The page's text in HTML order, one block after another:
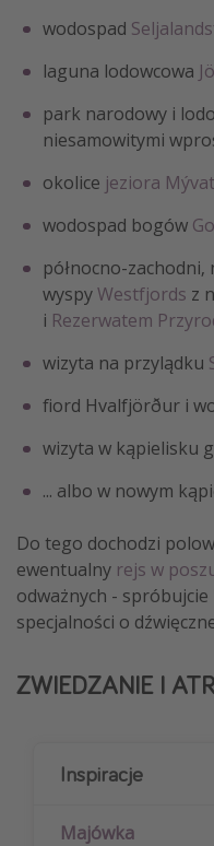
wodospad
laguna lodowcowa
park narodowy i
niesamowitymi
okolice jeziora
wodospad bogów
północno-
wyspyWestfjords z
i Rezerwatem
wizyta na przylądku
fiord Hvalfjörður i
wizyta w kąpielisku
... albo w nowym
Do tego dochodzi
ewentualny rejs w
odważnych -
specjalności o
ZWIEDZANIE I
Inspiracje
Majówka